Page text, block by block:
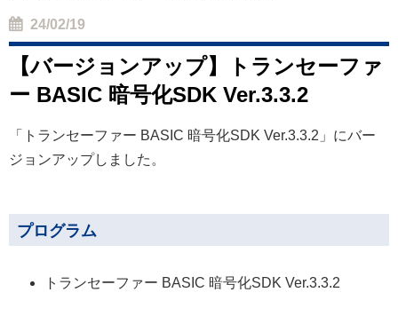
24/02/19
【バージョンアップ】トランセーファ
ー BASIC 暗号化SDK Ver.3.3.2
「トランセーファー BASIC 暗号化SDK Ver.3.3.2」にバー
ジョンアップしました。
プログラム
トランセーファー BASIC 暗号化SDK Ver.3.3.2